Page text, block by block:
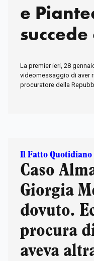
e
La premier ieri, 28
videomessaggio di aver
procuratore della
Il Fatto Quotidiano
Caso
Giorgia
dovuto.
procura
aveva